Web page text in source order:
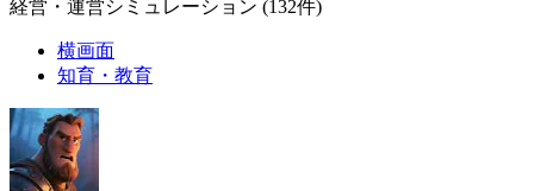
経営・運営シミュレーション (132件)
横画面
知育・教育